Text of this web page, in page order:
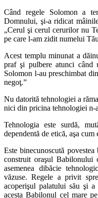
Când regele Solomon a
Domnului, şi-a ridicat
„Cerul şi cerul cerurilor nu
pe care l-am zidit numelui
Acest templu minunat a
praf şi pulbere atunci când
Solomon l-au preschimbat
negoţ.”
Nu datorită tehnologiei a
nici din pricina tehnologiei n-
Tehnologia este surdă,
dependentă de etică, aşa cum
Este binecunoscută
construit oraşul Babilonului
asemenea dibăcie
văzuse. Regele a privit
acoperişul palatului său şi
acesta Babilonul cel mare